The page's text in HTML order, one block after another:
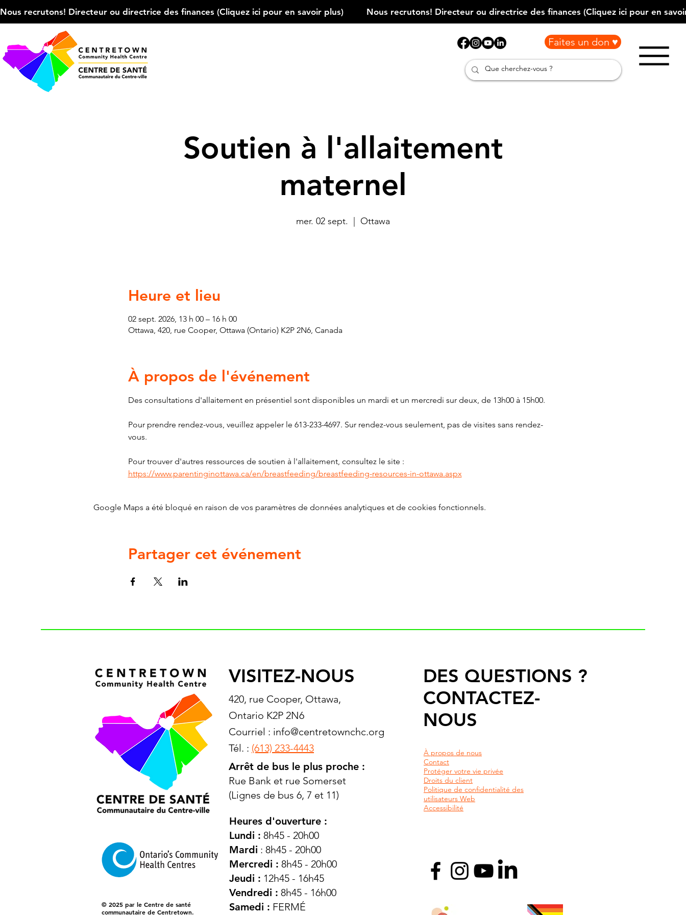
Nous recrutons! Directeur ou directrice des finances (Cliquez ici pour en savoir plus)
Faites un don ♥
Soutien à l'allaitement
maternel
mer. 02 sept. Ottawa
Heure et lieu
02 sept. 2026, 13 h 00 – 16 h 00
Ottawa, 420, rue Cooper, Ottawa (Ontario) K2P 2N6, Canada
À propos de l'événement
Des consultations d'allaitement en présentiel sont disponibles un mardi et un mercredi sur deux, de 13h00 à 15h00.
Pour prendre rendez-vous, veuillez appeler le 613-233-4697. Sur rendez-vous seulement, pas de visites sans rendez-
vous.
Pour trouver d'autres ressources de soutien à l'allaitement, consultez le site :
https://www.parentinginottawa.ca/en/breastfeeding/breastfeeding-resources-in-ottawa.aspx
Google Maps a été bloqué en raison de vos paramètres de données analytiques et de cookies fonctionnels.
Partager cet événement
© 2025 par le Centre de santé
communautaire de Centretown.
VISITEZ-NOUS
420, rue Cooper, Ottawa,
Ontario K2P 2N6
Courriel : info@centretownchc.org
Tél. : (613) 233-4443
Arrêt de bus le plus proche :
Rue Bank et rue Somerset
(Lignes de bus 6, 7 et 11)
Heures d'ouverture :
Lundi : 8h45 - 20h00
Mardi : 8h45 - 20h00
Mercredi : 8h45 - 20h00
Jeudi : 12h45 - 16h45
Vendredi : 8h45 - 16h00
Samedi : FERMÉ
DES QUESTIONS ?
CONTACTEZ-
NOUS
À propos de nous
Contact
Protéger votre vie privée
Droits du client
Politique de confidentialité des
utilisateurs Web
Accessibilité